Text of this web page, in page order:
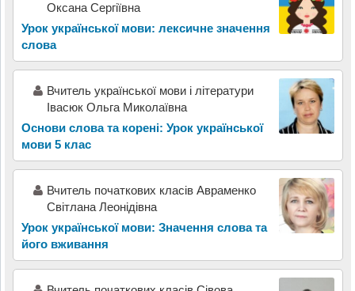
Оксана Сергіївна
Урок української мови: лексичне значення
слова
Вчитель української мови і літератури
Івасюк Ольга Миколаївна
Основи слова та корені: Урок української
мови 5 клас
Вчитель початкових класів Авраменко
Світлана Леонідівна
Урок української мови: Значення слова та
його вживання